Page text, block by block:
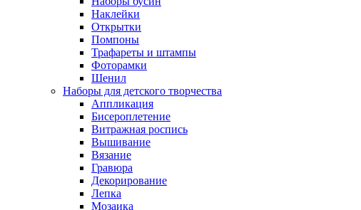
Наклейки
Открытки
Помпоны
Трафареты и штампы
Фоторамки
Шенил
Наборы для детского творчества
Аппликация
Бисероплетение
Витражная роспись
Вышивание
Вязание
Гравюра
Декорирование
Лепка
Мозаика